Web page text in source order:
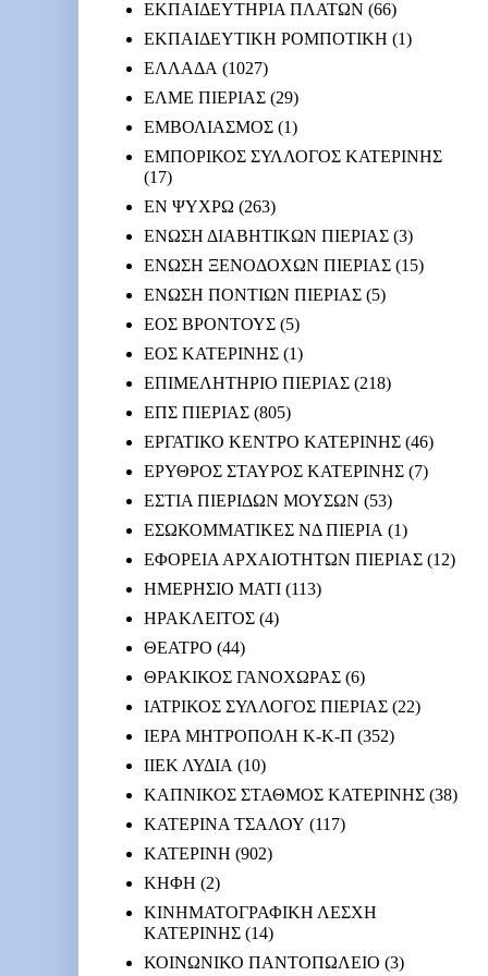
ΕΚΠΑΙΔΕΥΤΗΡΙΑ ΠΛΑΤΩΝ (66)
ΕΚΠΑΙΔΕΥΤΙΚΗ ΡΟΜΠΟΤΙΚΗ (1)
ΕΛΛΑΔΑ (1027)
ΕΛΜΕ ΠΙΕΡΙΑΣ (29)
ΕΜΒΟΛΙΑΣΜΟΣ (1)
ΕΜΠΟΡΙΚΟΣ ΣΥΛΛΟΓΟΣ ΚΑΤΕΡΙΝΗΣ
(17)
ΕΝ ΨΥΧΡΩ (263)
ΕΝΩΣΗ ΔΙΑΒΗΤΙΚΩΝ ΠΙΕΡΙΑΣ (3)
ΕΝΩΣΗ ΞΕΝΟΔΟΧΩΝ ΠΙΕΡΙΑΣ (15)
ΕΝΩΣΗ ΠΟΝΤΙΩΝ ΠΙΕΡΙΑΣ (5)
ΕΟΣ ΒΡΟΝΤΟΥΣ (5)
ΕΟΣ ΚΑΤΕΡΙΝΗΣ (1)
ΕΠΙΜΕΛΗΤΗΡΙΟ ΠΙΕΡΙΑΣ (218)
ΕΠΣ ΠΙΕΡΙΑΣ (805)
ΕΡΓΑΤΙΚΟ ΚΕΝΤΡΟ ΚΑΤΕΡΙΝΗΣ (46)
ΕΡΥΘΡΟΣ ΣΤΑΥΡΟΣ ΚΑΤΕΡΙΝΗΣ (7)
ΕΣΤΙΑ ΠΙΕΡΙΔΩΝ ΜΟΥΣΩΝ (53)
ΕΣΩΚΟΜΜΑΤΙΚΕΣ ΝΔ ΠΙΕΡΙΑ (1)
ΕΦΟΡΕΙΑ ΑΡΧΑΙΟΤΗΤΩΝ ΠΙΕΡΙΑΣ (12)
ΗΜΕΡΗΣΙΟ ΜΑΤΙ (113)
ΗΡΑΚΛΕΙΤΟΣ (4)
ΘΕΑΤΡΟ (44)
ΘΡΑΚΙΚΟΣ ΓΑΝΟΧΩΡΑΣ (6)
ΙΑΤΡΙΚΟΣ ΣΥΛΛΟΓΟΣ ΠΙΕΡΙΑΣ (22)
ΙΕΡΑ ΜΗΤΡΟΠΟΛΗ Κ-Κ-Π (352)
ΙΙΕΚ ΛΥΔΙΑ (10)
ΚΑΠΝΙΚΟΣ ΣΤΑΘΜΟΣ ΚΑΤΕΡΙΝΗΣ (38)
ΚΑΤΕΡΙΝΑ ΤΣΑΛΟΥ (117)
ΚΑΤΕΡΙΝΗ (902)
ΚΗΦΗ (2)
ΚΙΝΗΜΑΤΟΓΡΑΦΙΚΗ ΛΕΣΧΗ
ΚΑΤΕΡΙΝΗΣ (14)
ΚΟΙΝΩΝΙΚΟ ΠΑΝΤΟΠΩΛΕΙΟ (3)